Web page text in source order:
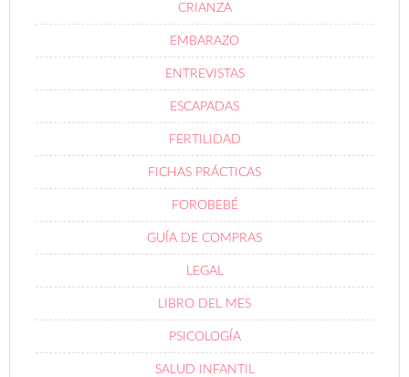
CRIANZA
EMBARAZO
ENTREVISTAS
ESCAPADAS
FERTILIDAD
FICHAS PRÁCTICAS
FOROBEBÉ
GUÍA DE COMPRAS
LEGAL
LIBRO DEL MES
PSICOLOGÍA
SALUD INFANTIL